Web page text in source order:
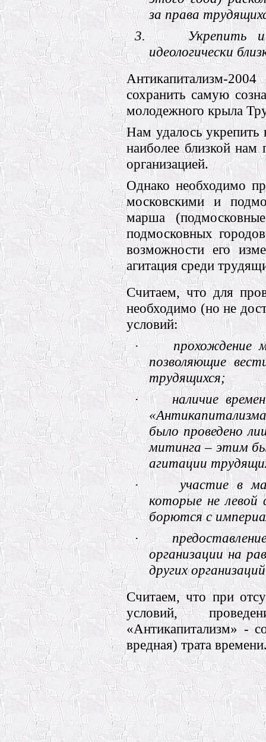
за права
3.
Укрепить
идеологически
Антикапитализм-
сохранить самую
молодежного крыла
Нам удалось
наиболее близкой
организацией.
Однако необходимо
московскими и
марша
подмосковных
возможности его
агитация среди
Считаем, что для
необходимо (но не
условий:
·
прохождение
позволяющие
трудящихся;
·
наличие
было проведено
митинга – этим
агитации
·
участие в
которые не левой
борются с
·
организации на
других
Считаем, что при
условий,
«Антикапитализм» -
вредная) трата